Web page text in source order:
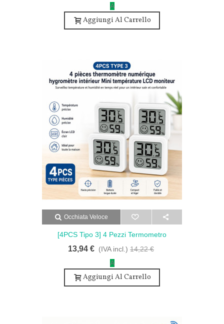
A
Aggiungi Al Carrello
Occhiata Veloce
[4PCS Tipo 3] 4 Pezzi Termometro
Digitale Igrometro Interno Mini Monitor
LCD Di Temperatura
13,94 € (IVA incl.) 14,22 €
A
Aggiungi Al Carrello